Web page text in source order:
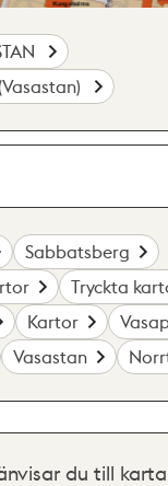
Sabbatsberg
Tryckta
Kartor
Vasastan
du till